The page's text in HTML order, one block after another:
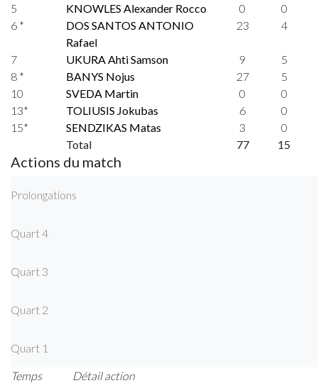
5
KNOWLES Alexander Rocco 0
0
6 *
DOS SANTOS ANTONIO
Rafael
23 4
7 UKURA Ahti Samson 9
5
8 *
BANYS Nojus 27
5
10
SVEDA Martin 0
0
13*
TOLIUSIS Jokubas 6
0
15*
SENDZIKAS Matas 3
0
Total
77 15
Actions du match
Prolongations
Quart 4
Quart 3
Quart 2
Quart 1
Temps
Détail action